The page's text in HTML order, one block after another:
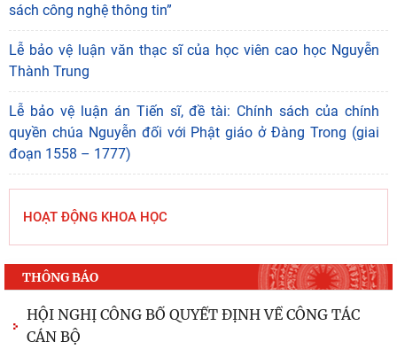
sách công nghệ thông tin”
Lễ bảo vệ luận văn thạc sĩ của học viên cao học Nguyễn
Thành Trung
Lễ bảo vệ luận án Tiến sĩ, đề tài: Chính sách của chính
quyền chúa Nguyễn đối với Phật giáo ở Đàng Trong (giai
đoạn 1558 – 1777)
HOẠT ĐỘNG KHOA HỌC
THÔNG BÁO
HỘI NGHỊ CÔNG BỐ QUYẾT ĐỊNH VỀ CÔNG TÁC
CÁN BỘ